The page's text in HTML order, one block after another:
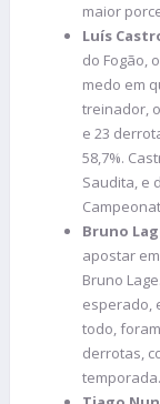
maior
Luís
do Fogão,
medo em
treinador,
e 23
58,7%.
Saudita, e
Bruno
apostar
Bruno
esperado,
todo,
derrotas,
temporada.